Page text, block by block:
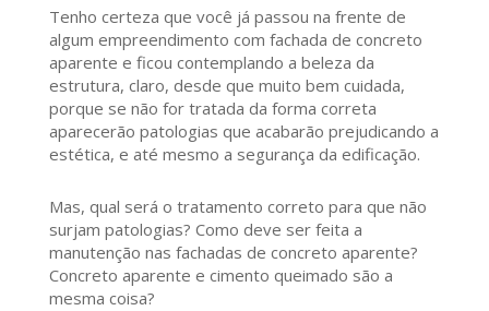
Tenho certeza que você já passou na frente de
algum empreendimento com fachada de concreto
aparente e ficou contemplando a beleza da
estrutura, claro, desde que muito bem cuidada,
porque se não for tratada da forma correta
aparecerão patologias que acabarão prejudicando a
estética, e até mesmo a segurança da edificação.
Mas, qual será o tratamento correto para que não
surjam patologias? Como deve ser feita a
manutenção nas fachadas de concreto aparente?
Concreto aparente e cimento queimado são a
mesma coisa?